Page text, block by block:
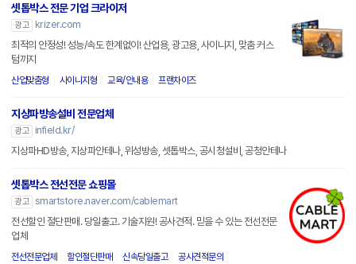
셋톱박스 전문 기업 크라이저
광고
krizer.com
최적의 안정성! 성능/속도 한계없이! 산업용, 광고용, 사이니지, 맞춤 커스
텀까지
산업맞춤형 사이니지형 교육/안내용 프랜차이즈
지상파방송설비 전문업체
광고
infield.kr/
지상파HD방송, 지상파안테나, 위성방송, 셋톱박스, 공시청설비, 공청안테나
셋톱박스 전선전문 쇼핑몰
광고 smartstore.naver.com/cablemart
전선할인 절단판매. 당일출고. 기술지원! 공사견적. 믿을 수 있는 전선전문
업체
전선전문업체 할인절단판매 신속당일출고 공사견적문의